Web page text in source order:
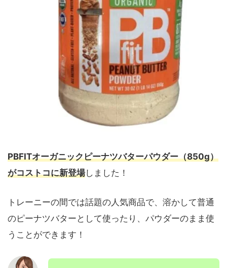
PBFITオーガニックピーナツバターパウダー（850g）
がコストコに新登場しました！
トレーニーの間では話題の人気商品で、溶かして普通
のピーナツバターとして使ったり、パウダーのまま使
うことができます！